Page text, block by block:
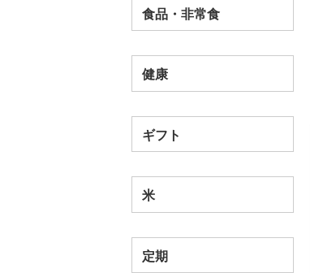
食品・非常食
健康
ギフト
米
定期